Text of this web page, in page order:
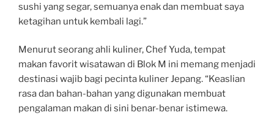
sushi yang segar, semuanya enak dan membuat saya
ketagihan untuk kembali lagi.”
Menurut seorang ahli kuliner, Chef Yuda, tempat
makan favorit wisatawan di Blok M ini memang menjadi
destinasi wajib bagi pecinta kuliner Jepang. “Keaslian
rasa dan bahan-bahan yang digunakan membuat
pengalaman makan di sini benar-benar istimewa.